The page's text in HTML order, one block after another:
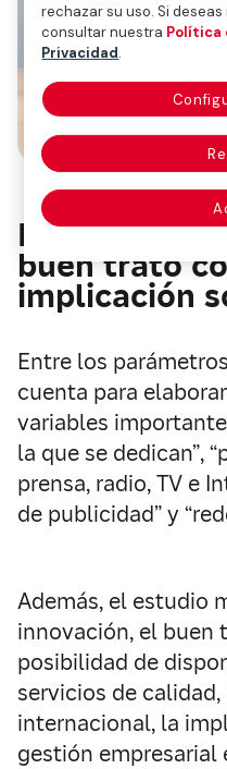
Liderazgo
buen trato
implicación
Entre los
cuenta para
variables
la que se dedican”,
prensa, radio, TV e
de publicidad” y
Además, el estudio
innovación, el buen
posibilidad de
servicios de
internacional, la
gestión empresarial
rechazar su uso. Si
consultar nuestra Política
Privacidad.